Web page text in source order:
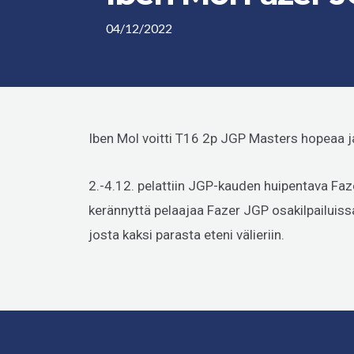
04/12/2022
Iben Mol voitti T16 2p JGP Masters hopeaa
2.-4.12. pelattiin JGP-kauden huipentava
kerännyttä pelaajaa Fazer JGP
josta kaksi parasta eteni välieriin.